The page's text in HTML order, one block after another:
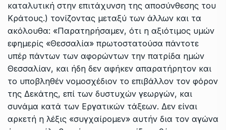
καταλυτική στην επιτάχυνση της αποσύνθεσης του
Κράτους.) τονίζοντας μεταξύ των άλλων και τα
ακόλουθα: «Παρατηρήσαμεν, ότι η αξιότιμος υμών
εφημερίς «Θεσσαλία» πρωτοστατούσα πάντοτε
υπέρ πάντων των αφορώντων την πατρίδα ημών
Θεσσαλίαν, και ήδη δεν αφήκεν απαρατήρητον και
το υποβληθέν νομοσχέδιον το επιβάλλον τον φόρον
της Δεκάτης, επί των δυστυχών γεωργών, και
συνάμα κατά των Εργατικών τάξεων. Δεν είναι
αρκετή η λέξις «συγχαίρομεν» αυτήν δια τον αγώνα